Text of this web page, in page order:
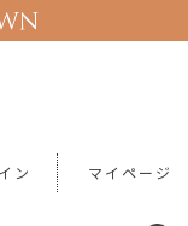
ン マイページ